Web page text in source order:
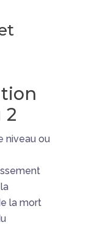
2
niveau ou
la mort